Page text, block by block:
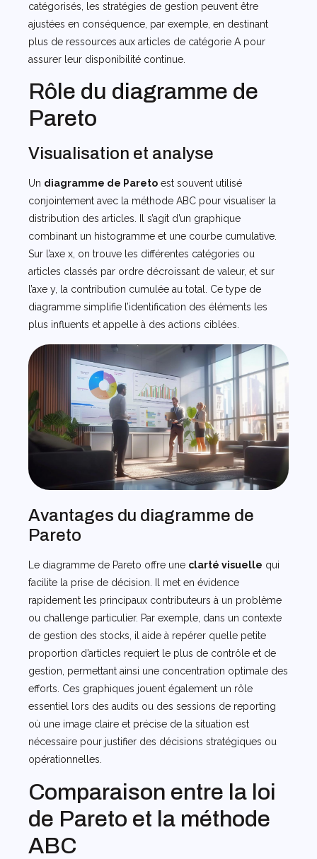
catégorisés, les stratégies de gestion peuvent être
ajustées en conséquence, par exemple, en destinant
plus de ressources aux articles de catégorie A pour
assurer leur disponibilité continue.
Rôle du diagramme de
Pareto
Visualisation et analyse
Un diagramme de Pareto est souvent utilisé
conjointement avec la méthode ABC pour visualiser la
distribution des articles. Il s’agit d’un graphique
combinant un histogramme et une courbe cumulative.
Sur l’axe x, on trouve les différentes catégories ou
articles classés par ordre décroissant de valeur, et sur
l’axe y, la contribution cumulée au total. Ce type de
diagramme simplifie l’identification des éléments les
plus influents et appelle à des actions ciblées.
Avantages du diagramme de
Pareto
Le diagramme de Pareto offre une clarté visuelle qui
facilite la prise de décision. Il met en évidence
rapidement les principaux contributeurs à un problème
ou challenge particulier. Par exemple, dans un contexte
de gestion des stocks, il aide à repérer quelle petite
proportion d’articles requiert le plus de contrôle et de
gestion, permettant ainsi une concentration optimale des
efforts. Ces graphiques jouent également un rôle
essentiel lors des audits ou des sessions de reporting
où une image claire et précise de la situation est
nécessaire pour justifier des décisions stratégiques ou
opérationnelles.
Comparaison entre la loi
de Pareto et la méthode
ABC